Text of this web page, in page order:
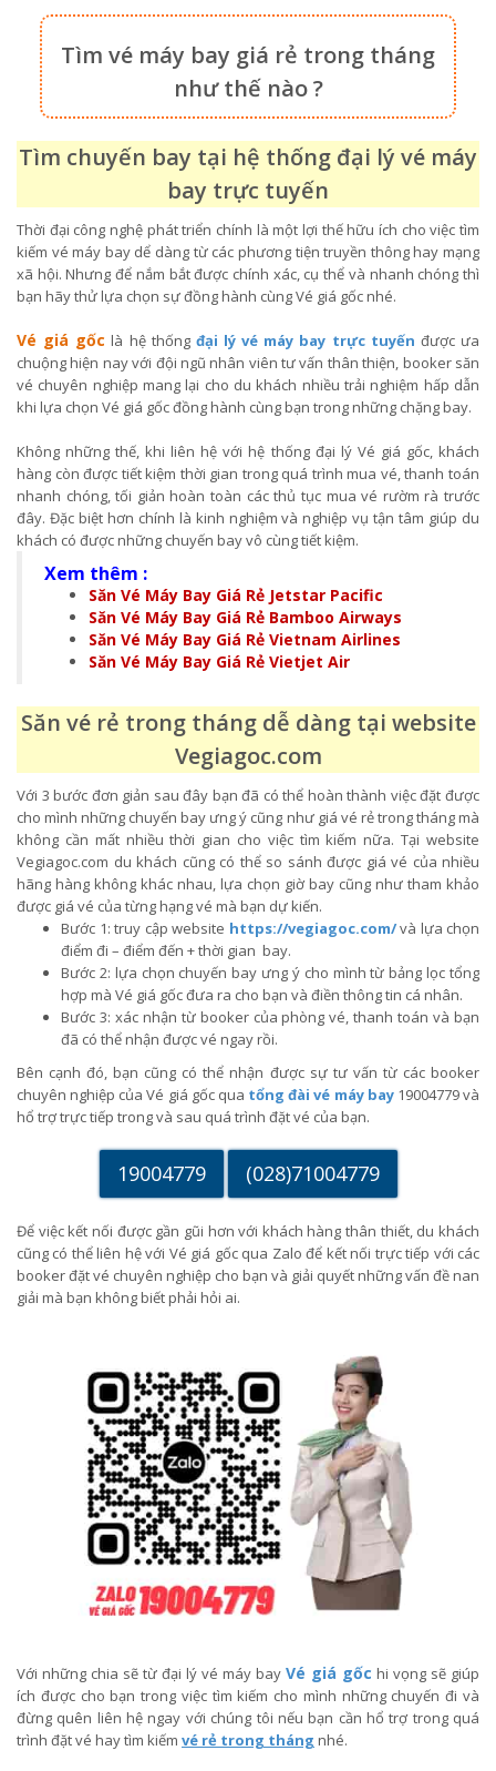
Tìm vé máy bay giá rẻ trong tháng
như thế nào ?
Tìm chuyến bay tại hệ thống đại lý vé máy
bay trực tuyến
Thời đại công nghệ phát triển chính là một lợi thế hữu ích cho việc tìm
kiếm vé máy bay dể dàng từ các phương tiện truyền thông hay mạng
xã hội. Nhưng để nắm bắt được chính xác, cụ thể và nhanh chóng thì
bạn hãy thử lựa chọn sự đồng hành cùng Vé giá gốc nhé.
Vé giá gốc là hệ thống đại lý vé máy bay trực tuyến được ưa
chuộng hiện nay với đội ngũ nhân viên tư vấn thân thiện, booker săn
vé chuyên nghiệp mang lại cho du khách nhiều trải nghiệm hấp dẫn
khi lựa chọn Vé giá gốc đồng hành cùng bạn trong những chặng bay.
Không những thế, khi liên hệ với hệ thống đại lý Vé giá gốc, khách
hàng còn được tiết kiệm thời gian trong quá trình mua vé, thanh toán
nhanh chóng, tối giản hoàn toàn các thủ tục mua vé rườm rà trước
đây. Đặc biệt hơn chính là kinh nghiệm và nghiệp vụ tận tâm giúp du
khách có được những chuyến bay vô cùng tiết kiệm.
Xem thêm :
Săn Vé Máy Bay Giá Rẻ Jetstar Pacific
Săn Vé Máy Bay Giá Rẻ Bamboo Airways
Săn Vé Máy Bay Giá Rẻ Vietnam Airlines
Săn Vé Máy Bay Giá Rẻ Vietjet Air
Săn vé rẻ trong tháng dễ dàng tại website
Vegiagoc.com
Với 3 bước đơn giản sau đây bạn đã có thể hoàn thành việc đặt được
cho mình những chuyến bay ưng ý cũng như giá vé rẻ trong tháng mà
không cần mất nhiều thời gian cho việc tìm kiếm nữa. Tại website
Vegiagoc.com du khách cũng có thể so sánh được giá vé của nhiều
hãng hàng không khác nhau, lựa chọn giờ bay cũng như tham khảo
được giá vé của từng hạng vé mà bạn dự kiến.
Bước 1: truy cập website https://vegiagoc.com/và lựa chọn
điểm đi – điểm đến + thời gian bay.
Bước 2: lựa chọn chuyến bay ưng ý cho mình từ bảng lọc tổng
hợp mà Vé giá gốc đưa ra cho bạn và điền thông tin cá nhân.
Bước 3: xác nhận từ booker của phòng vé, thanh toán và bạn
đã có thể nhận được vé ngay rồi.
Bên cạnh đó, bạn cũng có thể nhận được sự tư vấn từ các booker
chuyên nghiệp của Vé giá gốc qua tổng đài vé máy bay19004779 và
hổ trợ trực tiếp trong và sau quá trình đặt vé của bạn.
19004779 (028)71004779
Để việc kết nối được gần gũi hơn với khách hàng thân thiết, du khách
cũng có thể liên hệ với Vé giá gốc qua Zalo để kết nối trực tiếp với các
booker đặt vé chuyên nghiệp cho bạn và giải quyết những vấn đề nan
giải mà bạn không biết phải hỏi ai.
Với những chia sẽ từ đại lý vé máy bay Vé giá gốc hi vọng sẽ giúp
ích được cho bạn trong việc tìm kiếm cho mình những chuyến đi và
đừng quên liên hệ ngay với chúng tôi nếu bạn cần hổ trợ trong quá
trình đặt vé hay tìm kiếm vé rẻ trong tháng nhé.